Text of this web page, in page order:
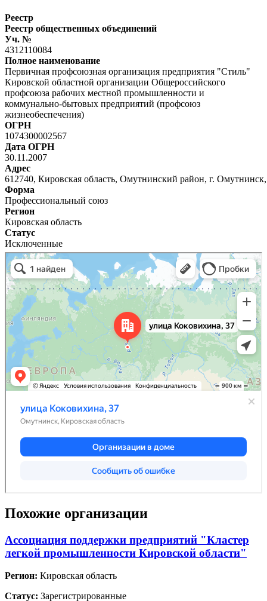
Реестр
Реестр общественных объединений
Уч. №
4312110084
Полное наименование
Первичная профсоюзная организация предприятия "Стиль"
Кировской областной организации Общероссийского
профсоюза рабочих местной промышленности и
коммунально-бытовых предприятий (профсоюз
жизнеобеспечения)
ОГРН
1074300002567
Дата ОГРН
30.11.2007
Адрес
612740, Кировская область, Омутнинский район, г.
Форма
Профессиональный союз
Регион
Кировская область
Статус
Исключенные
Похожие организации
Ассоциация поддержки предприятий "Кластер
легкой промышленности Кировской области"
Регион: Кировская область
Статус: Зарегистрированные